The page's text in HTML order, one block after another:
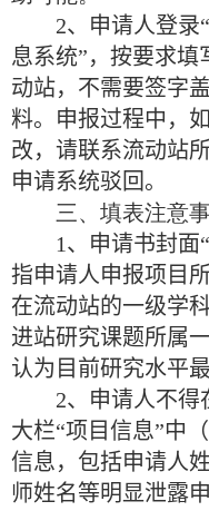
2、申请人登录
息系统”，按要求
动站，不需要签字
料。申报过程中，
改，请联系流动站
申请系统驳回。
三、填表注意事
1、 申请书封面“
指申请人申报项目
在流动站的一级学
进站研究课题所属
认为目前研究水平
2、申请人不得
大栏“项目信息”中
信息，包括申请人
师姓名等明显泄露